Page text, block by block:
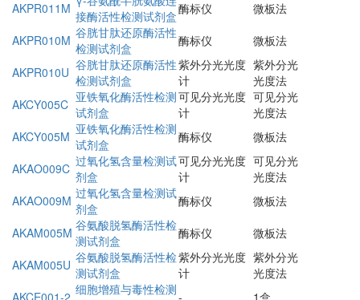
AKPR011M 接酶活性检测试剂盒酶标仪
微板法
AKPR010M 谷胱甘肽还原酶活性
检测试剂盒
酶标仪
微板法
AKPR010U 谷胱甘肽还原酶活性
检测试剂盒
紫外分光光度
计
紫外分光
光度法
AKCY005C 亚铁氧化酶活性检测
试剂盒
可见分光光度
计
可见分光
光度法
AKCY005M 亚铁氧化酶活性检测
试剂盒
酶标仪
微板法
AKAO009C 过氧化氢含量检测试
剂盒
可见分光光度
计
可见分光
光度法
AKAO009M 过氧化氢含量检测试
剂盒
酶标仪
微板法
AKAM005M 谷氨酸脱氢酶活性检
测试剂盒
酶标仪
微板法
AKAM005U 谷氨酸脱氢酶活性检
测试剂盒
紫外分光光度
计
紫外分光
光度法
AKCE001-2 细胞增殖与毒性检测-
1盒